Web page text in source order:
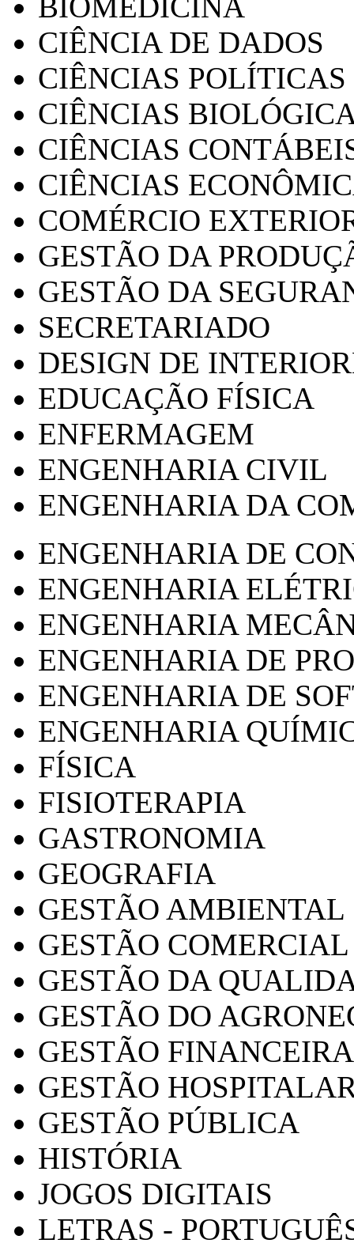
CIÊNCIA DE DADOS
CIÊNCIAS POLÍTICAS
CIÊNCIAS
CIÊNCIAS
CIÊNCIAS
COMÉRCIO
GESTÃO DA
GESTÃO DA
SECRETARIADO
DESIGN DE
EDUCAÇÃO FÍSICA
ENFERMAGEM
ENGENHARIA CIVIL
ENGENHARIA DA
ENGENHARIA DE
ENGENHARIA
ENGENHARIA
ENGENHARIA DE
ENGENHARIA DE
ENGENHARIA
FÍSICA
FISIOTERAPIA
GASTRONOMIA
GEOGRAFIA
GESTÃO AMBIENTAL
GESTÃO COMERCIAL
GESTÃO DA
GESTÃO DO
GESTÃO FINANCEIRA
GESTÃO
GESTÃO PÚBLICA
HISTÓRIA
JOGOS DIGITAIS
LETRAS -